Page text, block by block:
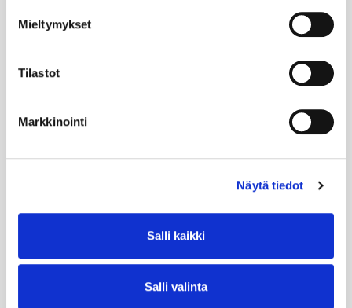
Mieltymykset
Tilastot
Markkinointi
Näytä tiedot
Salli kaikki
Salli valinta
omalla parhaalla tavallaan. Lauran urapolku on
muutokseen uteliaasti, johtamiseen rohkeasti ja
tulevaisuuteen aina rakentavasti – myös silloin, kun